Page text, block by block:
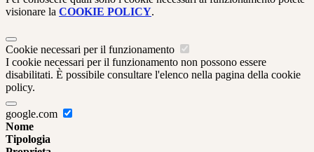
visionare la COOKIE POLICY.
Cookie necessari per il funzionamento
I cookie necessari per il funzionamento non possono essere
disabilitati. È possibile consultare l'elenco nella pagina della cookie
policy.
google.com
Nome
Tipologia